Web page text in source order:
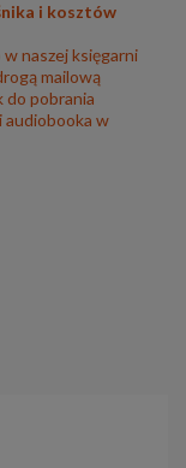
i kosztów
naszej księgarni
mailową
pobrania
audiobooka w